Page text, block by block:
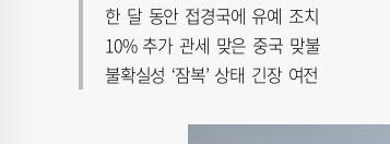
한 달 동안 접경국에 유예 조치
10% 추가 관세 맞은 중국 맞불
불확실성 ‘잠복’ 상태 긴장 여전